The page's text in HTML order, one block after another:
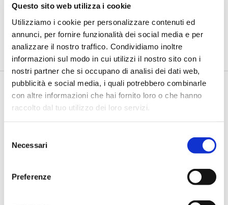
Questo sito web utilizza i cookie
Utilizziamo i cookie per personalizzare contenuti ed
annunci, per fornire funzionalità dei social media e per
analizzare il nostro traffico. Condividiamo inoltre
informazioni sul modo in cui utilizzi il nostro sito con i
nostri partner che si occupano di analisi dei dati web,
pubblicità e social media, i quali potrebbero combinarle
con altre informazioni che hai fornito loro o che hanno
raccolto dal tuo utilizzo dei loro servizi.
delNecessari
Preferenze
banche, i tre principali casi d’uso
di Flavio Padovan, Maddalena Libertini -Ottimizzazione dei
processi di pagamento, sicurezza, user experience. Sono
queste per...
IL SALONE DEI PAGAMENTI 2024
finance al centro della nuova